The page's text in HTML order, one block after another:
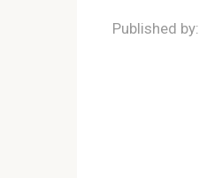
Published by: